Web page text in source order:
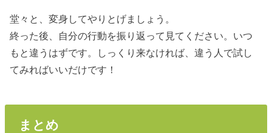
堂々と、変身してやりとげましょう。
終った後、自分の行動を振り返って見てください。いつ
もと違うはずです。しっくり来なければ、違う人で試し
てみればいいだけです！
まとめ